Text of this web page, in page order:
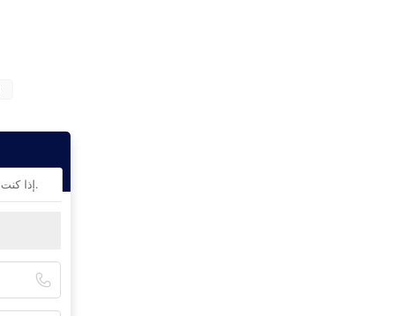
إذا كنت مهتمًا بمنتجاتنا وتريد معرفة المزيد من التفاصيل، فيرجى ترك رسالة هنا، وسنقوم بالرد عليك في أقرب وقت ممكن.